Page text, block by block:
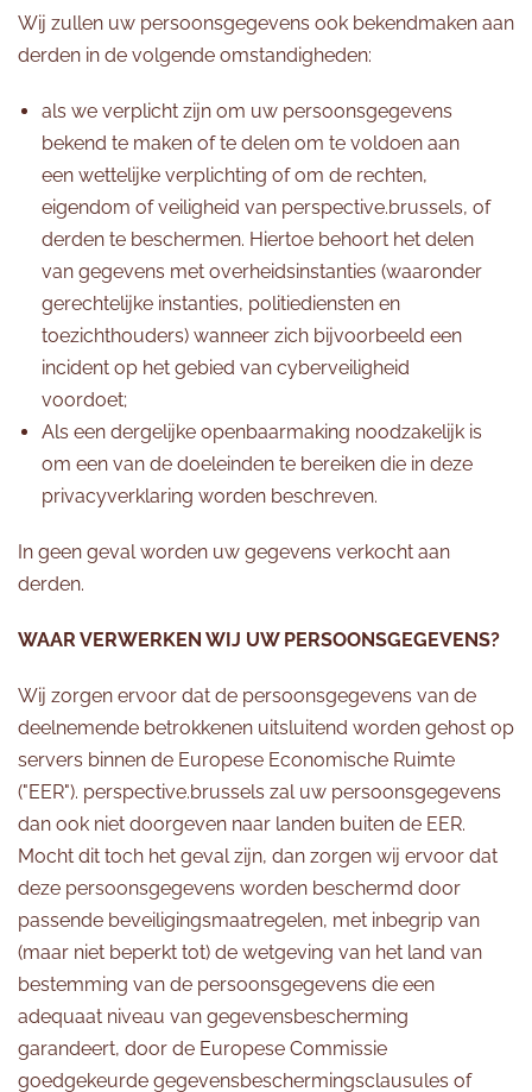
Wij zullen uw persoonsgegevens ook bekendmaken aan
derden in de volgende omstandigheden:
als we verplicht zijn om uw persoonsgegevens
bekend te maken of te delen om te voldoen aan
een wettelijke verplichting of om de rechten,
eigendom of veiligheid van perspective.brussels, of
derden te beschermen. Hiertoe behoort het delen
van gegevens met overheidsinstanties (waaronder
gerechtelijke instanties, politiediensten en
toezichthouders) wanneer zich bijvoorbeeld een
incident op het gebied van cyberveiligheid
voordoet;
Als een dergelijke openbaarmaking noodzakelijk is
om een van de doeleinden te bereiken die in deze
privacyverklaring worden beschreven.
In geen geval worden uw gegevens verkocht aan
derden.
WAAR VERWERKEN WIJ UW PERSOONSGEGEVENS?
Wij zorgen ervoor dat de persoonsgegevens van de
deelnemende betrokkenen uitsluitend worden gehost op
servers binnen de Europese Economische Ruimte
("EER"). perspective.brussels zal uw persoonsgegevens
dan ook niet doorgeven naar landen buiten de EER.
Mocht dit toch het geval zijn, dan zorgen wij ervoor dat
deze persoonsgegevens worden beschermd door
passende beveiligingsmaatregelen, met inbegrip van
(maar niet beperkt tot) de wetgeving van het land van
bestemming van de persoonsgegevens die een
adequaat niveau van gegevensbescherming
garandeert, door de Europese Commissie
goedgekeurde gegevensbeschermingsclausules of